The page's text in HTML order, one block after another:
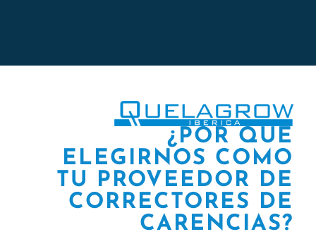
¿POR QUÉ
ELEGIRNOS COMO
TU PROVEEDOR DE
CORRECTORES DE
CARENCIAS?